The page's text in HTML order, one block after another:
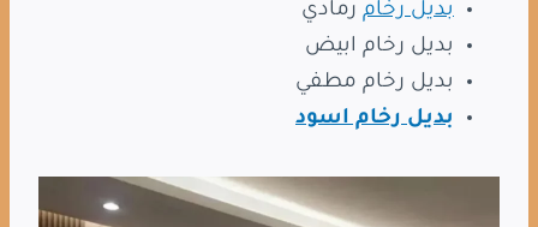
بديل رخام رمادي
بديل رخام ابيض
بديل رخام مطفي
بديل رخام اسود